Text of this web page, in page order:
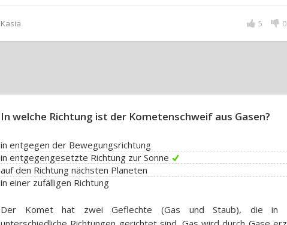
Kasia 0
5
In welche Richtung ist der Kometenschweif aus Gasen?
in entgegen der Bewegungsrichtung
in entgegengesetzte Richtung zur Sonne
auf den Richtung nächsten Planeten
in einer zufälligen Richtung
Der Komet hat zwei Geflechte (Gas und Staub), die in